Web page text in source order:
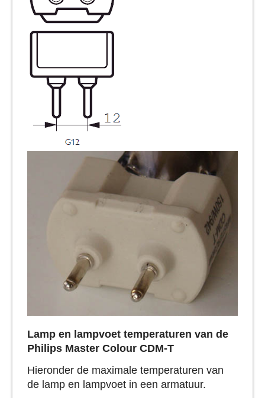
Lamp en lampvoet temperaturen van de
Philips Master Colour CDM-T
Hieronder de maximale temperaturen van
de lamp en lampvoet in een armatuur.